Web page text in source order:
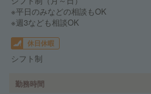
※平日のみなどの相談もOK
※週3なども相談OK
休日休暇
シフト制
勤務時間